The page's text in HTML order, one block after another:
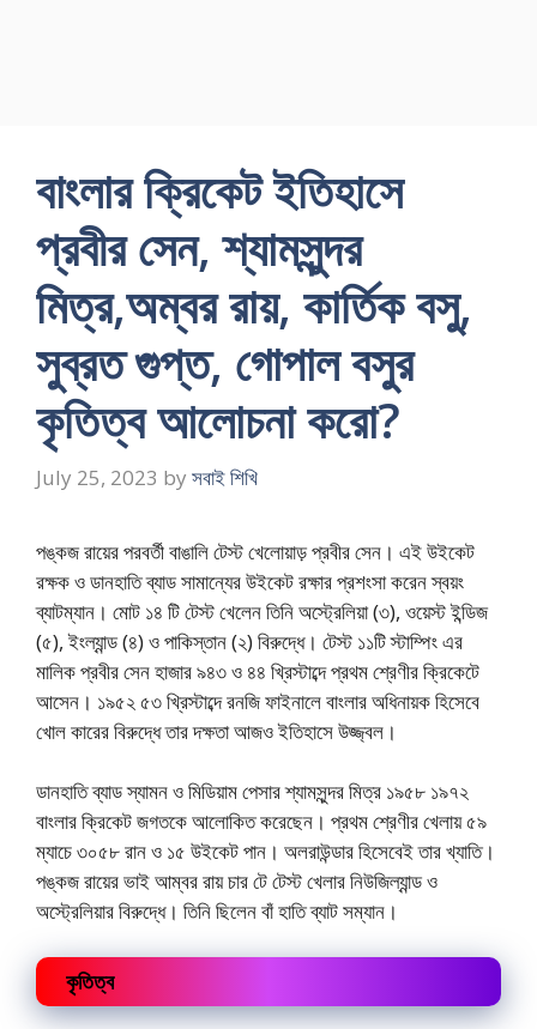
বাংলার ক্রিকেট ইতিহাসে
প্রবীর সেন, শ্যামসুন্দর
মিত্র,অম্বর রায়, কার্তিক বসু,
সুব্রত গুপ্ত, গোপাল বসুর
কৃতিত্ব আলোচনা করো?
July 25, 2023 by সবাই শিখি
পঙ্কজ রায়ের পরবর্তী বাঙালি টেস্ট খেলোয়াড় প্রবীর সেন। এই উইকেট
রক্ষক ও ডানহাতি ব্যাড সামান্যের উইকেট রক্ষার প্রশংসা করেন স্বয়ং
ব্যাটম্যান। মোট ১৪ টি টেস্ট খেলেন তিনি অস্ট্রেলিয়া (৩), ওয়েস্ট ইন্ডিজ
(৫), ইংল্যান্ড (৪) ও পাকিস্তান (২) বিরুদ্ধে। টেস্ট ১১টি স্টাম্পিং এর
মালিক প্রবীর সেন হাজার ৯৪৩ ও ৪৪ খ্রিস্টাব্দে প্রথম শ্রেণীর ক্রিকেটে
আসেন। ১৯৫২ ৫৩ খ্রিস্টাব্দে রনজি ফাইনালে বাংলার অধিনায়ক হিসেবে
খোল কারের বিরুদ্ধে তার দক্ষতা আজও ইতিহাসে উজ্জ্বল।
ডানহাতি ব্যাড স্যামন ও মিডিয়াম পেসার শ্যামসুন্দর মিত্র ১৯৫৮ ১৯৭২
বাংলার ক্রিকেট জগতকে আলোকিত করেছেন। প্রথম শ্রেণীর খেলায় ৫৯
ম্যাচে ৩০৫৮ রান ও ১৫ উইকেট পান। অলরাউন্ডার হিসেবেই তার খ্যাতি।
পঙ্কজ রায়ের ভাই আম্বর রায় চার টে টেস্ট খেলার নিউজিল্যান্ড ও
অস্ট্রেলিয়ার বিরুদ্ধে। তিনি ছিলেন বাঁ হাতি ব্যাট সম্যান।
কৃতিত্ব